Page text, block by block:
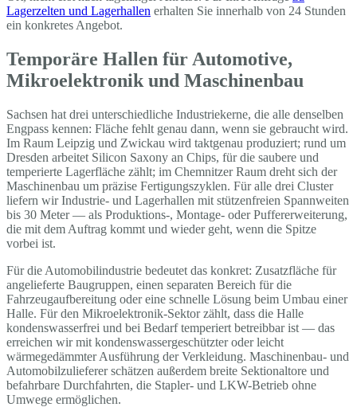
Lagerzelten und Lagerhallen erhalten Sie innerhalb von 24 Stunden
ein konkretes Angebot.
Temporäre Hallen für Automotive,
Mikroelektronik und Maschinenbau
Sachsen hat drei unterschiedliche Industriekerne, die alle denselben
Engpass kennen: Fläche fehlt genau dann, wenn sie gebraucht wird.
Im Raum Leipzig und Zwickau wird taktgenau produziert; rund um
Dresden arbeitet Silicon Saxony an Chips, für die saubere und
temperierte Lagerfläche zählt; im Chemnitzer Raum dreht sich der
Maschinenbau um präzise Fertigungszyklen. Für alle drei Cluster
liefern wir Industrie- und Lagerhallen mit stützenfreien Spannweiten
bis 30 Meter — als Produktions-, Montage- oder Puffererweiterung,
die mit dem Auftrag kommt und wieder geht, wenn die Spitze
vorbei ist.
Für die Automobilindustrie bedeutet das konkret: Zusatzfläche für
angelieferte Baugruppen, einen separaten Bereich für die
Fahrzeugaufbereitung oder eine schnelle Lösung beim Umbau einer
Halle. Für den Mikroelektronik-Sektor zählt, dass die Halle
kondenswasserfrei und bei Bedarf temperiert betreibbar ist — das
erreichen wir mit kondenswassergeschützter oder leicht
wärmegedämmter Ausführung der Verkleidung. Maschinenbau- und
Automobilzulieferer schätzen außerdem breite Sektionaltore und
befahrbare Durchfahrten, die Stapler- und LKW-Betrieb ohne
Umwege ermöglichen.